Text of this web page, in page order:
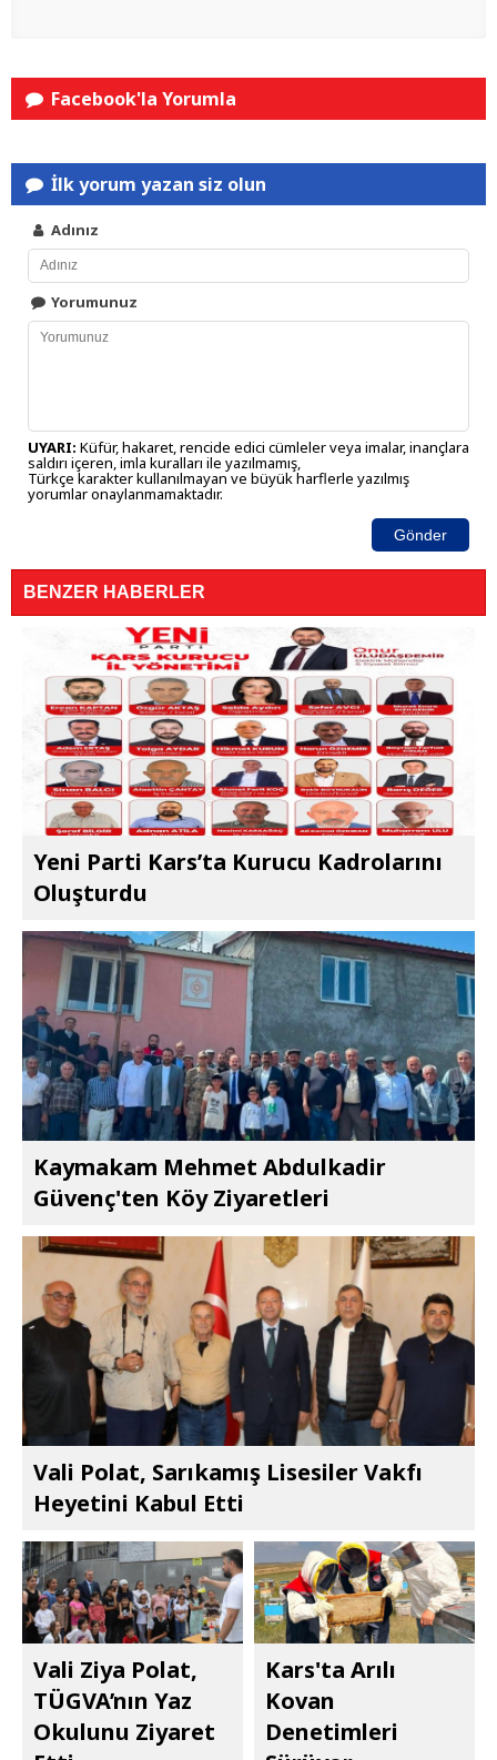
Facebook'la Yorumla
İlk yorum yazan siz olun
Adınız
Yorumunuz
UYARI: Küfür, hakaret, rencide edici cümleler veya imalar, inançlara
saldırı içeren, imla kuralları ile yazılmamış,
Türkçe karakter kullanılmayan ve büyük harflerle yazılmış
yorumlar onaylanmamaktadır.
Gönder
BENZER HABERLER
Yeni Parti Kars’ta Kurucu Kadrolarını
Oluşturdu
Kaymakam Mehmet Abdulkadir
Güvenç'ten Köy Ziyaretleri
Vali Polat, Sarıkamış Lisesiler Vakfı
Heyetini Kabul Etti
Vali Ziya Polat,
TÜGVA’nın Yaz
Okulunu Ziyaret
Kars'ta Arılı
Kovan
Denetimleri